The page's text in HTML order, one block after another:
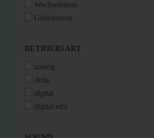
Wechselstrom
Gleichstrom
BETRIEBSART
BETRIEBSART
analog
delta
digital
digital mfx
SOUND